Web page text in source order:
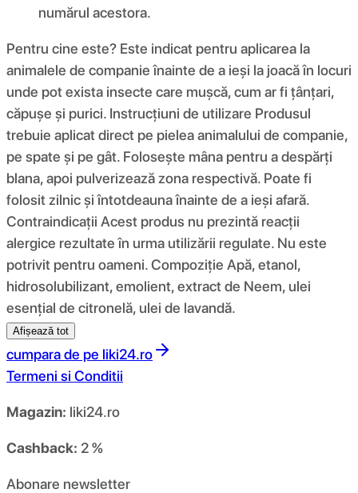
numărul acestora.
Pentru cine este? Este indicat pentru aplicarea la
animalele de companie înainte de a ieși la joacă în locuri
unde pot exista insecte care mușcă, cum ar fi țânțari,
căpușe și purici. Instrucțiuni de utilizare Produsul
trebuie aplicat direct pe pielea animalului de companie,
pe spate și pe gât. Folosește mâna pentru a despărți
blana, apoi pulverizează zona respectivă. Poate fi
folosit zilnic și întotdeauna înainte de a ieși afară.
Contraindicații Acest produs nu prezintă reacții
alergice rezultate în urma utilizării regulate. Nu este
potrivit pentru oameni. Compoziţie Apă, etanol,
hidrosolubilizant, emolient, extract de Neem, ulei
esențial de citronelă, ulei de lavandă.
Afișează tot
cumpara de pe liki24.ro
Termeni si Conditii
Magazin: liki24.ro
Cashback: 2 %
Abonare newsletter